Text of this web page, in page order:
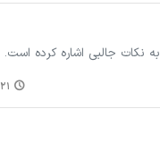
نکات جالبی اشاره کرده است.